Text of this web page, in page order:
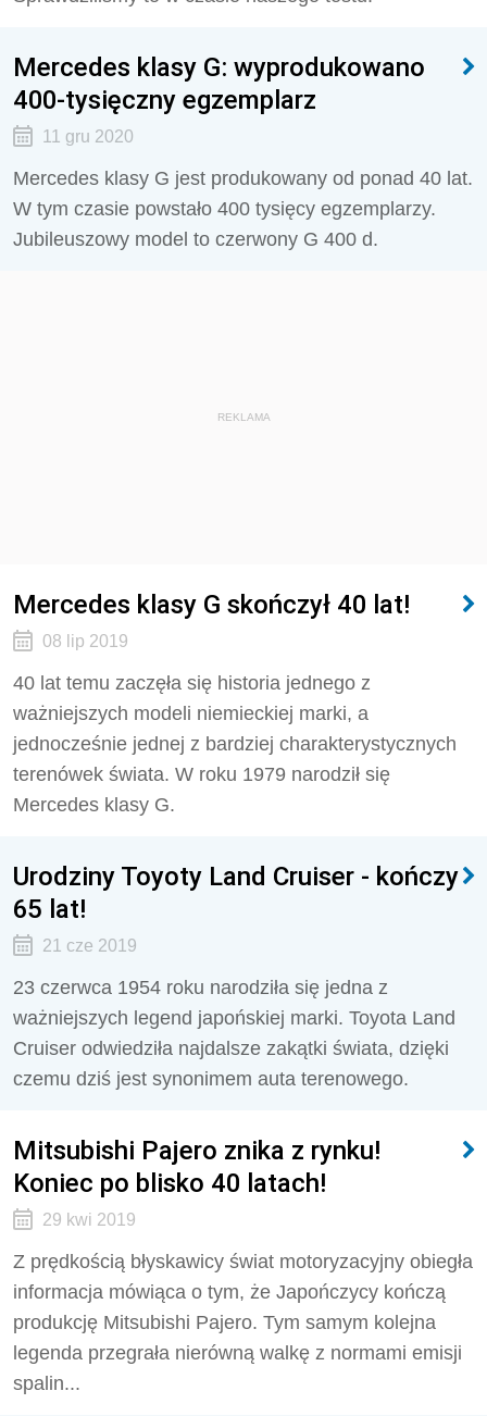
Mercedes klasy G: wyprodukowano
400-tysięczny egzemplarz
11 gru 2020
Mercedes klasy G jest produkowany od ponad 40 lat.
W tym czasie powstało 400 tysięcy egzemplarzy.
Jubileuszowy model to czerwony G 400 d.
REKLAMA
Mercedes klasy G skończył 40 lat!
08 lip 2019
40 lat temu zaczęła się historia jednego z
ważniejszych modeli niemieckiej marki, a
jednocześnie jednej z bardziej charakterystycznych
terenówek świata. W roku 1979 narodził się
Mercedes klasy G.
Urodziny Toyoty Land Cruiser - kończy
65 lat!
21 cze 2019
23 czerwca 1954 roku narodziła się jedna z
ważniejszych legend japońskiej marki. Toyota Land
Cruiser odwiedziła najdalsze zakątki świata, dzięki
czemu dziś jest synonimem auta terenowego.
Mitsubishi Pajero znika z rynku!
Koniec po blisko 40 latach!
29 kwi 2019
Z prędkością błyskawicy świat motoryzacyjny obiegła
informacja mówiąca o tym, że Japończycy kończą
produkcję Mitsubishi Pajero. Tym samym kolejna
legenda przegrała nierówną walkę z normami emisji
spalin...